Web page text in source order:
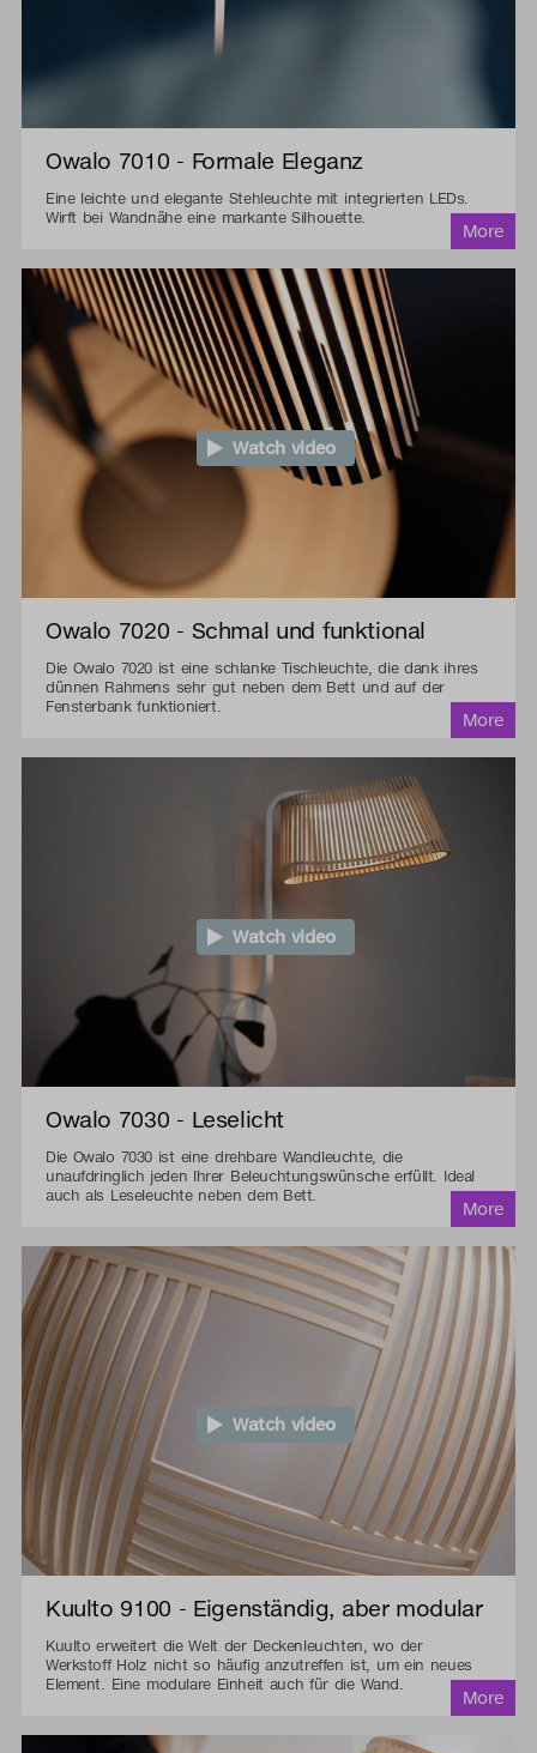
Owalo 7010 - Formale Eleganz
Eine leichte und elegante Stehleuchte mit integrierten LEDs.
Wirft bei Wandnähe eine markante Silhouette.
Watch video
Owalo 7020 - Schmal und funktional
Die Owalo 7020 ist eine schlanke Tischleuchte, die dank ihres
dünnen Rahmens sehr gut neben dem Bett und auf der
Fensterbank funktioniert.
Watch video
Owalo 7030 - Leselicht
Die Owalo 7030 ist eine drehbare Wandleuchte, die
unaufdringlich jeden Ihrer Beleuchtungswünsche erfüllt. Ideal
auch als Leseleuchte neben dem Bett.
Watch video
Kuulto 9100 - Eigenständig, aber modular
Kuulto erweitert die Welt der Deckenleuchten, wo der
Werkstoff Holz nicht so häufig anzutreffen ist, um ein neues
Element. Eine modulare Einheit auch für die Wand.